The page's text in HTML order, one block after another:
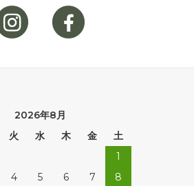
2026年8月
火 水 木 金
土
1
4 5 6 7
8